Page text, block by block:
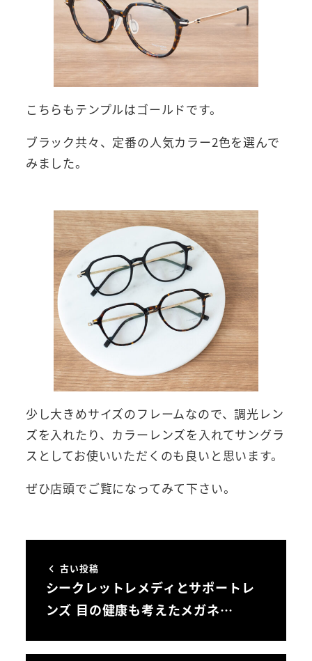
こちらもテンプルはゴールドです。
ブラック共々、定番の人気カラー2色を選んで
みました。
少し大きめサイズのフレームなので、調光レン
ズを入れたり、カラーレンズを入れてサングラ
スとしてお使いいただくのも良いと思います。
ぜひ店頭でご覧になってみて下さい。
古い投稿
シークレットレメディとサポートレ
ンズ 目の健康も考えたメガネ…